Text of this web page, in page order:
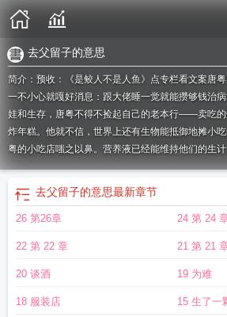
去父留子的意思
简介：预收：《是鲛人不是人鱼》点专栏看文案唐
一不小心就嘎好消息：跟大佬睡一觉就能攒够钱治
娃和生存，唐粤不得不捡起自己的老本行——卖吃的
炸年糕。他就不信，世界上还有生物能抵御地摊小
粤的小吃店嗤之以鼻。营养液已经能维持他们的生
补肚子。更何况还十五星币那么贵，谁买谁傻子。
荡了三条街。唾液不断在嘴里翻腾，手……
格党
颗蛋作者是四肆笔趣阁
去父留子生了颗蛋 作者是四
免费阅读 作者是四肆
去父留子生了颗蛋 作者是四
颗蛋 作者是四肆笔趣阁
去父留子生了颗蛋免费阅读
蛋作者是四肆
去父留子生了颗蛋免费阅读 去父留
去父留子的意思最新章节
26 第26章 24 第 24
22 第 22 章 21 第 21
20 谈酒 19 为难
18 服装店 15 生了